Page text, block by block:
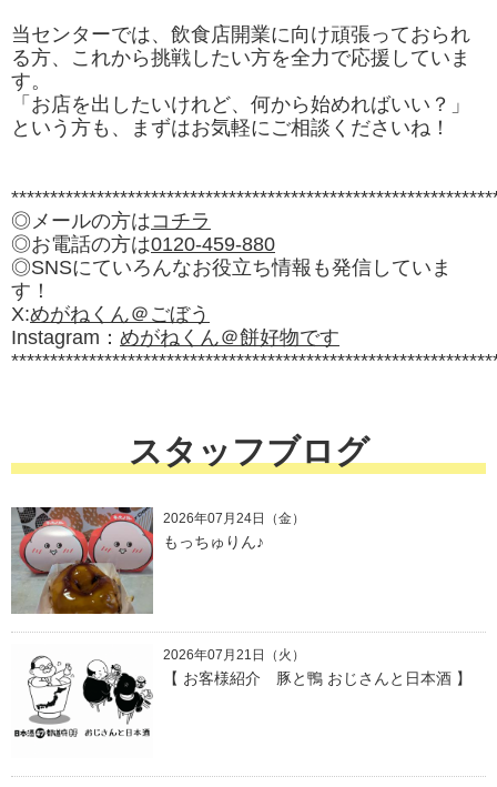
当センターでは、飲食店開業に向け頑張っておられ
る方、これから挑戦したい方を全力で応援していま
す。
「お店を出したいけれど、何から始めればいい？」
という方も、まずはお気軽にご相談くださいね！
◎メールの方はコチラ
◎お電話の方は0120-459-880
◎SNSにていろんなお役立ち情報も発信していま
す！
X:めがねくん＠ごぼう
Instagram： めがねくん＠餅好物です
スタッフブログ
2026年07月24日（金）
もっちゅりん♪
2026年07月21日（火）
【 お客様紹介 豚と鴨 おじさんと日本酒 】